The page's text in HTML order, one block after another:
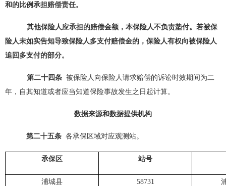
和的比例承担赔偿责任。
其他保险人应承担的赔偿金额，本保险人不负责垫付。 若被保
险人未如实告知导致保险人多支付赔偿金的，保险人有权向被保险人
追回多支付的部分。
第二十四条 被保险人向保险人请求赔偿的诉讼时效期间为二
年，自其知道或者应当知道保险事故发生之日起计算。
数据来源和数据提供机构
第二十五条 各承保区域对应观测站。
承保区 站号
浦城县 58731